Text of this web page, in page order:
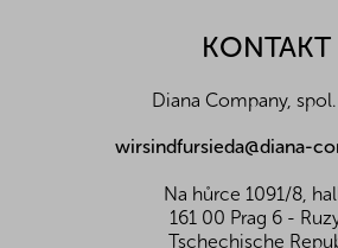
Wir importieren alle unsere
Herkunftsländern, und dank der
und des fairen Umgangs mit
wir oft in der Lage, exklusive
Landwirten und Anbauern der
Früchte aus der ganzen Welt zu
Grund liefern wir die besten
KONTAKT
Diana Company,
wirsindfursieda@diana-
Na hůrce 1091/8,
161 00 Prag 6 -
Tschechische